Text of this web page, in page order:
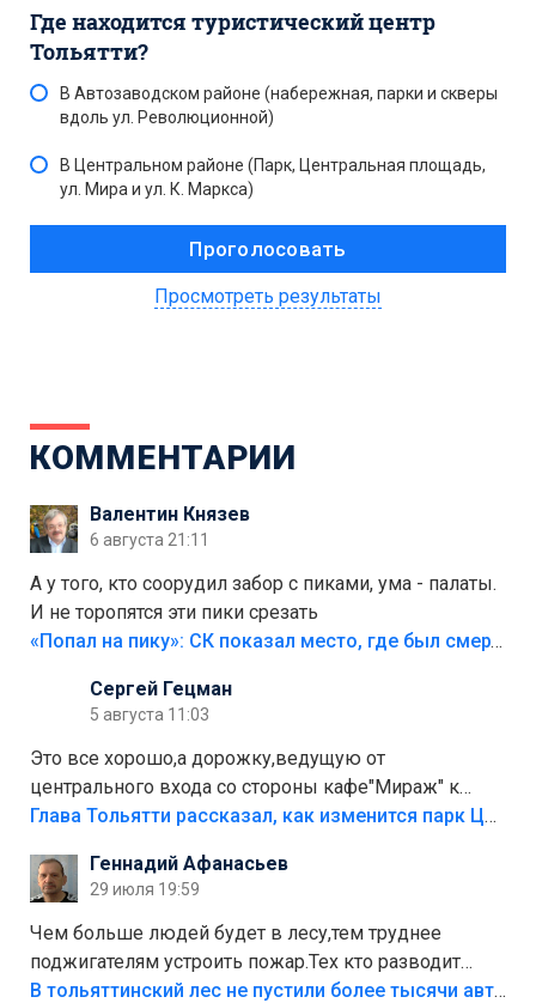
Где находится туристический центр
Тольятти?
В Автозаводском районе (набережная, парки и скверы
вдоль ул. Революционной)
В Центральном районе (Парк, Центральная площадь,
ул. Мира и ул. К. Маркса)
Просмотреть результаты
КОММЕНТАРИИ
Валентин Князев
6 августа 21:11
А у того, кто соорудил забор с пиками, ума - палаты.
И не торопятся эти пики срезать
«Попал на пику»: СК показал место, где был смертельно травмирован ребенок в Тольятти
Сергей Гецман
5 августа 11:03
Это все хорошо,а дорожку,ведущую от
центрального входа со стороны кафе"Мираж" к
аттракционам слабо доделать?А то бордюры
лежала в парке и испортилась.Да еще,видимо,часть
украли.
Глава Тольятти рассказал, как изменится парк Центрального района
Геннадий Афанасьев
29 июля 19:59
Чем больше людей будет в лесу,тем труднее
поджигателям устроить пожар.Тех кто разводит
костры,тех надо безбожно штрафовать.Камер полно
В тольяттинский лес не пустили более тысячи автомобилей